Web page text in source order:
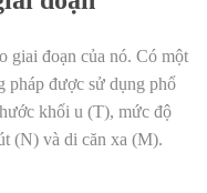
giai đoạn của nó. Có một
pháp được sử dụng phổ
khối u (T), mức độ
(N) và di căn xa (M).